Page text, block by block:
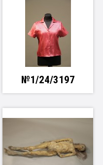
№1/24/3197